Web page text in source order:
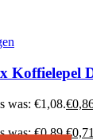
Koffielepel
was: €1,08.€
was: €0,89.€0,71